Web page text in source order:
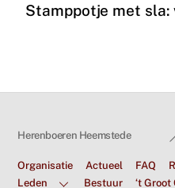
Stamppotje met sla:
Herenboeren Heemstede
Organisatie Actueel FAQ
Leden
Bestuur ‘t